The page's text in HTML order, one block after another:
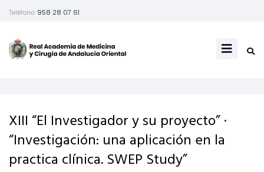
Teléfono: 958 28 07 61
XIII “El Investigador y su proyecto” ·
“Investigación: una aplicación en la
practica clínica. SWEP Study”